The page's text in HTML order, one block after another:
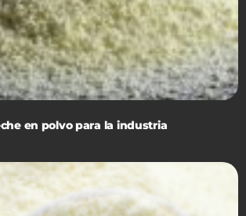
en polvo para la industria